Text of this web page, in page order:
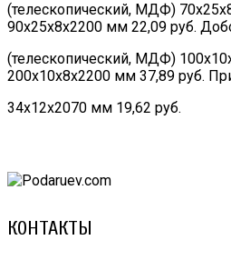
(телескопический, МДФ)
90х25х8х2200 мм 22,09 руб.
(телескопический, МДФ)
200х10х8х2200 мм 37,89 руб.
34х12х2070 мм 19,62 руб.
КОНТАКТЫ